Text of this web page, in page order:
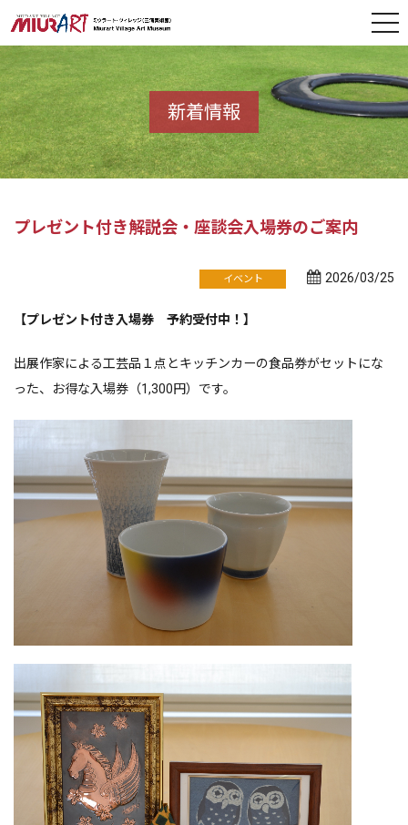
新着情報
プレゼント付き解説会・座談会入場券のご案内
イベント 2026/03/25
【プレゼント付き入場券 予約受付中！】
出展作家による工芸品１点とキッチンカーの食品券がセットにな
った、お得な入場券（1,300円）です。